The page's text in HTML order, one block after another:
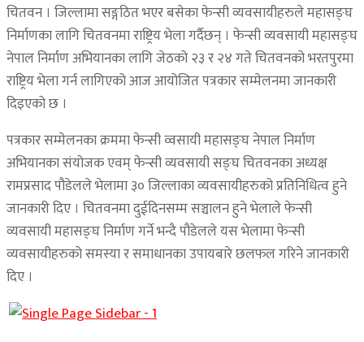
चितवन । जिल्लामा सङ्गठित भएर बसेका फेन्सी व्यवसायीहरुले महासङ्घ
निर्माणका लागि चितवनमा राष्ट्रिय भेला गर्दैछन् । फेन्सी व्यवसायी महासङ्घ
नेपाल निर्माण अभियानका लागि जेठको २३ र २४ गते चितवनको भरतपुरमा
राष्ट्रिय भेला गर्न लागिएको आज आयोजित पत्रकार सम्मेलनमा जानकारी
दिइएको छ ।
पत्रकार सम्मेलनका क्रममा फेन्सी व्वसायी महासङ्घ नेपाल निर्माण
अभियानका संयोजक एवम् फेन्सी व्यवसायी सङ्घ चितवनका अध्यक्ष
रामप्रसाद पौडेलले भेलामा ३० जिल्लाका व्यवसायीहरुको प्रतिनिधित्व हुने
जानकारी दिए । चितवनमा दुईदिनसम्म सञ्चालन हुने भेलाले फेन्सी
व्यवसायी महासङ्घ निर्माण गर्ने भन्दै पौडेलले यस भेलामा फेन्सी
व्यवसायीहरुको समस्या र समाधानका उपायबारे छलफल गरिने जानकारी
दिए ।